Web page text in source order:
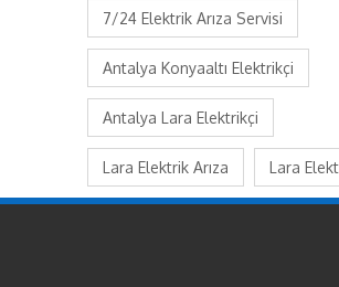
7/24 Elektrik Arıza Servisi
Antalya Konyaaltı Elektrikçi
Antalya Lara Elektrikçi
Lara Elektrik Arıza Lara